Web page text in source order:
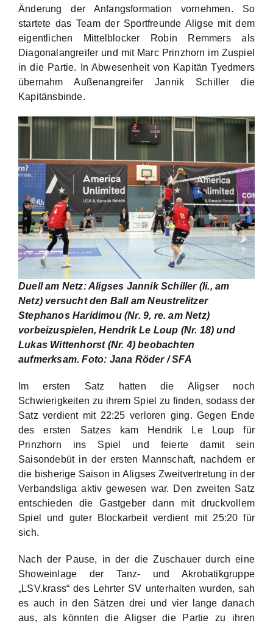
Änderung der Anfangsformation vornehmen. So
startete das Team der Sportfreunde Aligse mit dem
eigentlichen Mittelblocker Robin Remmers als
Diagonalangreifer und mit Marc Prinzhorn im Zuspiel
in die Partie. In Abwesenheit von Kapitän Tyedmers
übernahm Außenangreifer Jannik Schiller die
Kapitänsbinde.
Duell am Netz: Aligses Jannik Schiller (li., am
Netz) versucht den Ball am Neustrelitzer
Stephanos Haridimou (Nr. 9, re. am Netz)
vorbeizuspielen, Hendrik Le Loup (Nr. 18) und
Lukas Wittenhorst (Nr. 4) beobachten
aufmerksam. Foto: Jana Röder / SFA
Im ersten Satz hatten die Aligser noch
Schwierigkeiten zu ihrem Spiel zu finden, sodass der
Satz verdient mit 22:25 verloren ging. Gegen Ende
des ersten Satzes kam Hendrik Le Loup für
Prinzhorn ins Spiel und feierte damit sein
Saisondebüt in der ersten Mannschaft, nachdem er
die bisherige Saison in Aligses Zweitvertretung in der
Verbandsliga aktiv gewesen war. Den zweiten Satz
entschieden die Gastgeber dann mit druckvollem
Spiel und guter Blockarbeit verdient mit 25:20 für
sich.
Nach der Pause, in der die Zuschauer durch eine
Showeinlage der Tanz- und Akrobatikgruppe
„LSV.krass“ des Lehrter SV unterhalten wurden, sah
es auch in den Sätzen drei und vier lange danach
aus, als könnten die Aligser die Partie zu ihren